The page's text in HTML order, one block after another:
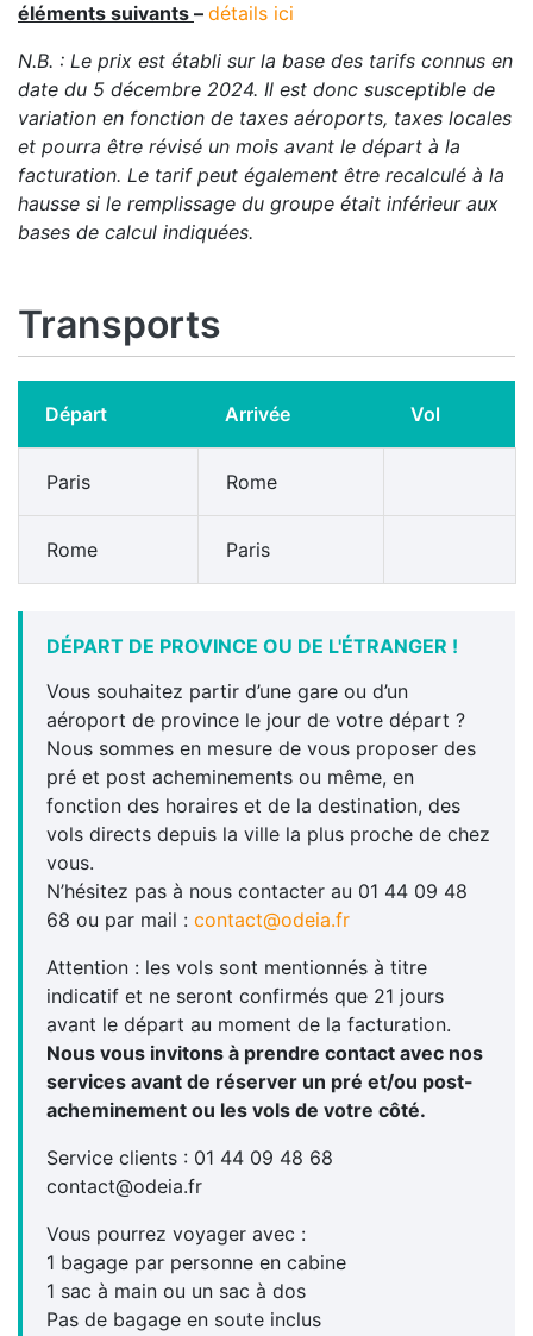
éléments suivants – détails ici
N.B. : Le prix est établi sur la base des tarifs connus en
date du 5 décembre 2024. Il est donc susceptible de
variation en fonction de taxes aéroports, taxes locales
et pourra être révisé un mois avant le départ à la
facturation. Le tarif peut également être recalculé à la
hausse si le remplissage du groupe était inférieur aux
bases de calcul indiquées.
Transports
Départ Arrivée Vol
Paris Rome
Rome Paris
DÉPART DE PROVINCE OU DE L'ÉTRANGER !
Vous souhaitez partir d’une gare ou d’un
aéroport de province le jour de votre départ ?
Nous sommes en mesure de vous proposer des
pré et post acheminements ou même, en
fonction des horaires et de la destination, des
vols directs depuis la ville la plus proche de chez
vous.
N’hésitez pas à nous contacter au 01 44 09 48
68 ou par mail : contact@odeia.fr
Attention : les vols sont mentionnés à titre
indicatif et ne seront confirmés que 21 jours
avant le départ au moment de la facturation.
Nous vous invitons à prendre contact avec nos
services avant de réserver un pré et/ou post-
acheminement ou les vols de votre côté.
Service clients : 01 44 09 48 68
contact@odeia.fr
Vous pourrez voyager avec :
1 bagage par personne en cabine
1 sac à main ou un sac à dos
Pas de bagage en soute inclus